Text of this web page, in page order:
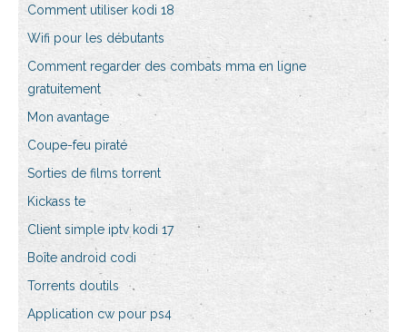
Comment utiliser kodi 18
Wifi pour les débutants
Comment regarder des combats mma en ligne
gratuitement
Mon avantage
Coupe-feu piraté
Sorties de films torrent
Kickass te
Client simple iptv kodi 17
Boîte android codi
Torrents doutils
Application cw pour ps4